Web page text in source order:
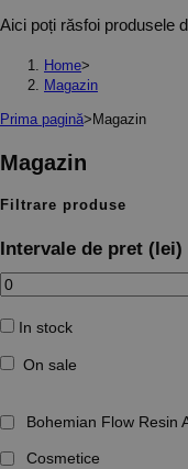
Aici poți răsfoi produsele
Home>
Magazin
Prima pagină> Magazin
Magazin
Filtrare produse
Intervale de pret (lei)
In stock
On sale
Bohemian Flow Resin
Cosmetice